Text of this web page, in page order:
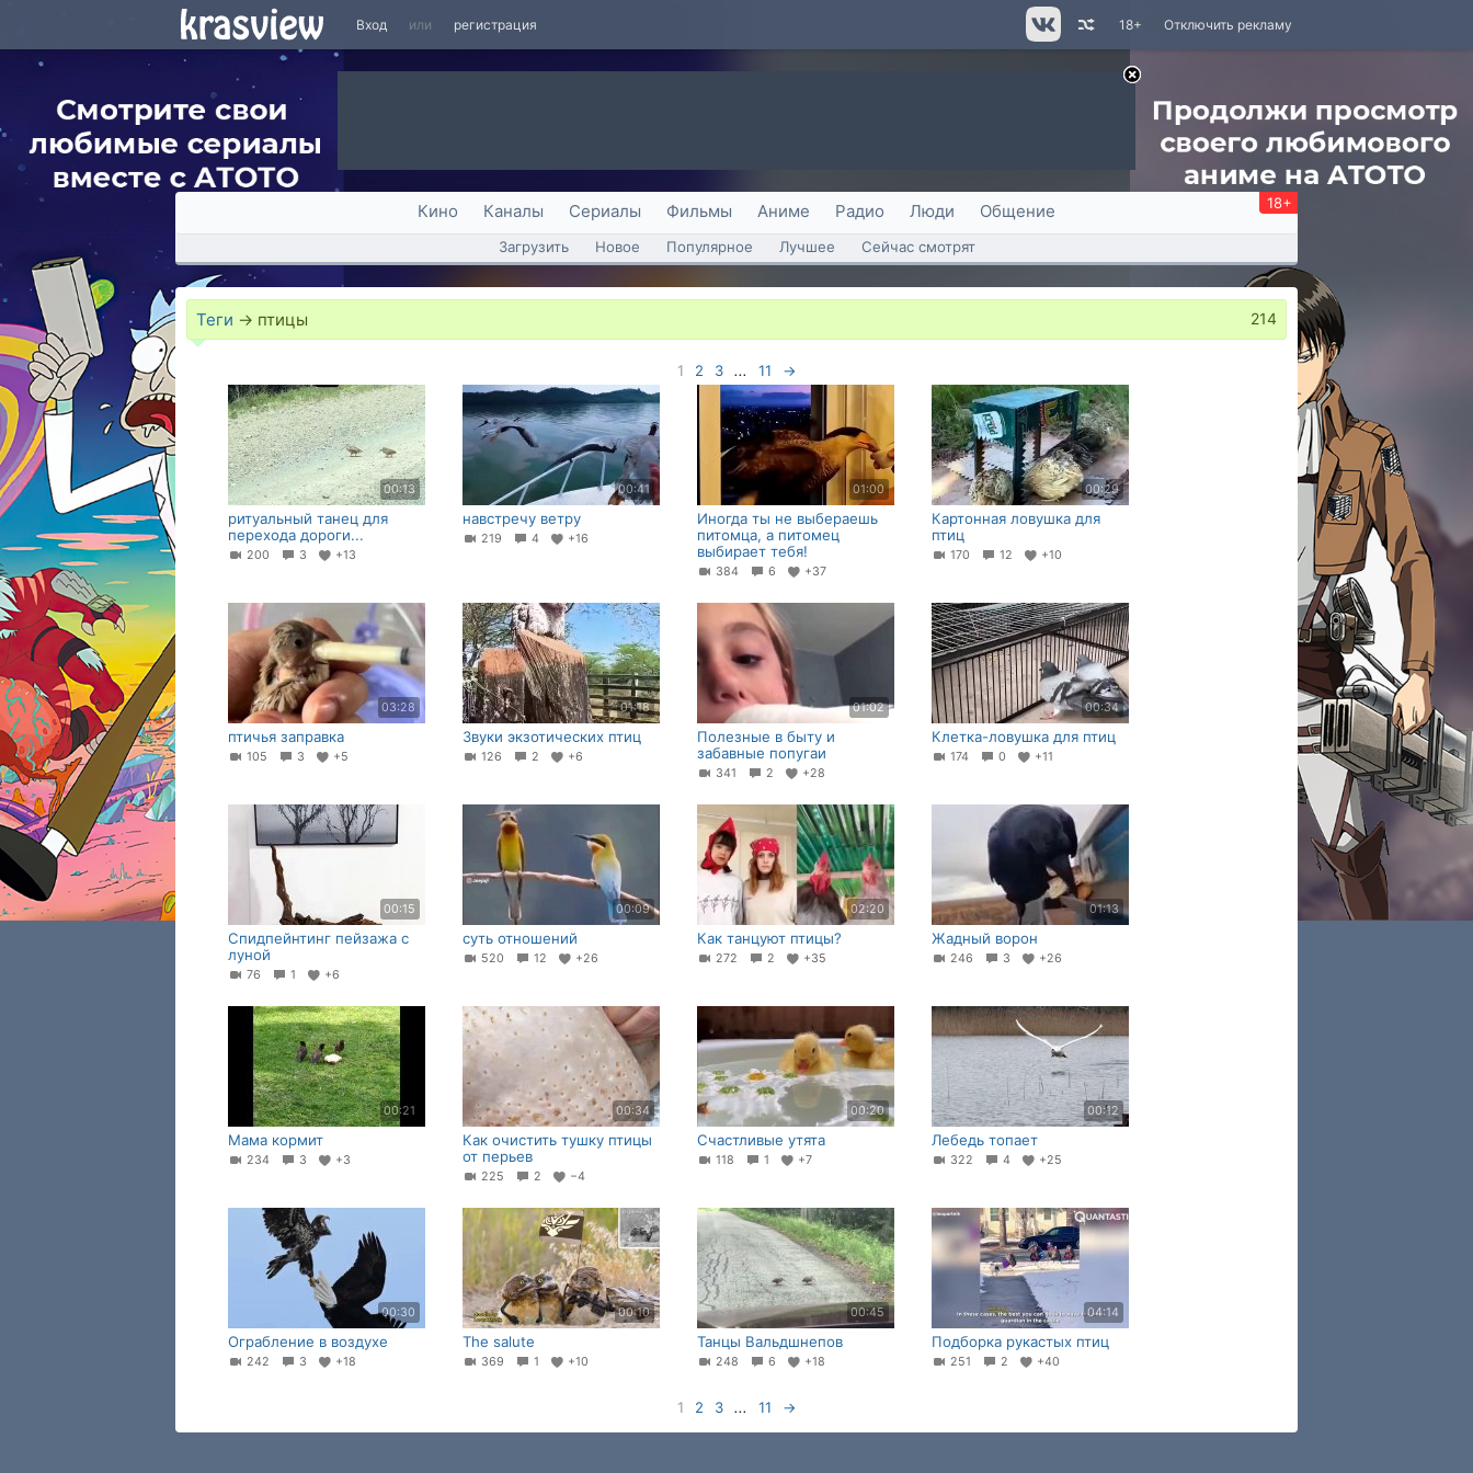
Вход или регистрация Отключить рекламу
18+
Кино Каналы Сериалы Фильмы Аниме Радио Люди Общение 18+
Загрузить Новое Популярное Лучшее Сейчас смотрят
Теги → птицы 214
1 2 3 ... 11 →
00:13
ритуальный танец для
перехода дороги...⁠
200 3 +13
00:41
навстречу ветру
219 4 +16
01:00
Иногда ты не выбераешь
питомца, а питомец
выбирает тебя!
384 6 +37
00:29
Картонная ловушка для
птиц
170 12 +10
03:28
птичья заправка
105 3 +5
01:18
Звуки экзотических птиц
126 2 +6
01:02
Полезные в быту и
забавные попугаи
341 2 +28
00:34
Клетка-ловушка для птиц
174 0 +11
00:15
Спидпейнтинг пейзажа с
луной
76 1 +6
00:09
суть отношений
520 12 +26
02:20
Как танцуют птицы?
272 2 +35
01:13
Жадный ворон
246 3 +26
00:21
Мама кормит
234 3 +3
00:34
Как очистить тушку птицы
от перьев⁠⁠
225 2 −4
00:20
Счастливые утята
118 1 +7
00:12
Лебедь топает
322 4 +25
00:30
Ограбление в воздухе
242 3 +18
00:10
The salute
369 1 +10
00:45
Танцы Вальдшнепов
248 6 +18
04:14
Подборка рукастых птиц
251 2 +40
1 2 3 ... 11 →